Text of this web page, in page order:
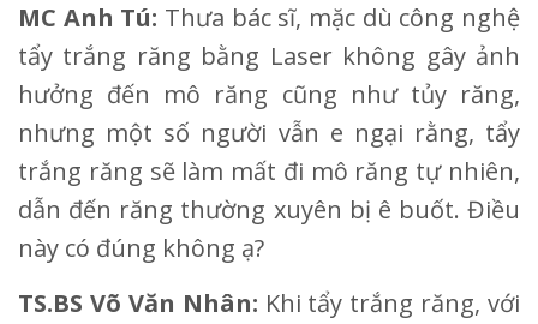
MC Anh Tú: Thưa bác sĩ, mặc dù công nghệ
tẩy trắng răng bằng Laser không gây ảnh
hưởng đến mô răng cũng như tủy răng,
nhưng một số người vẫn e ngại rằng, tẩy
trắng răng sẽ làm mất đi mô răng tự nhiên,
dẫn đến răng thường xuyên bị ê buốt. Điều
này có đúng không ạ?
TS.BS Võ Văn Nhân: Khi tẩy trắng răng, với